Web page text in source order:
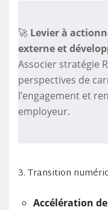
🚀 Levier à
externe et
Associer stratégie
perspectives de
l’engagement et
employeur.
3. Transition
Accélération